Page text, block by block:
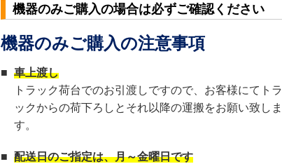
機器のみご購入の場合は必ずご確認ください
機器のみご購入の注意事項
■ 車上渡し
トラック荷台でのお引渡しですので、お客様にてトラ
ックからの荷下ろしとそれ以降の運搬をお願い致しま
す。
■ 配送日のご指定は、月～金曜日です